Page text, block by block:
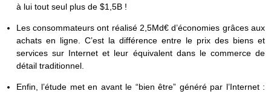
à lui tout seul plus de $1,5B !
Les consommateurs ont réalisé 2,5Md€ d’économies grâces aux
achats en ligne. C’est la différence entre le prix des biens et
services sur Internet et leur équivalent dans le commerce de
détail traditionnel.
Enfin, l’étude met en avant le “bien être” généré par l’Internet :